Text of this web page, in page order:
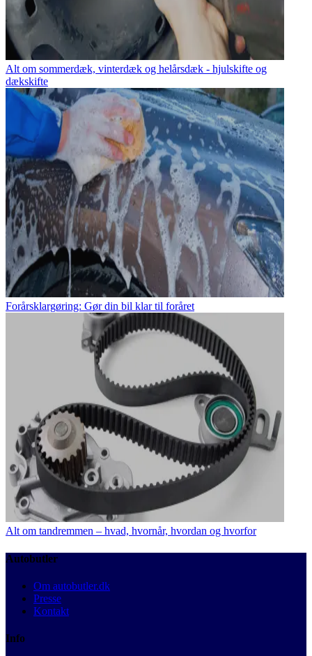
Alt om sommerdæk, vinterdæk og helårsdæk - hjulskifte og
dækskifte
Forårsklargøring: Gør din bil klar til foråret
Alt om tandremmen – hvad, hvornår, hvordan og hvorfor
Autobutler
Om autobutler.dk
Presse
Kontakt
Info